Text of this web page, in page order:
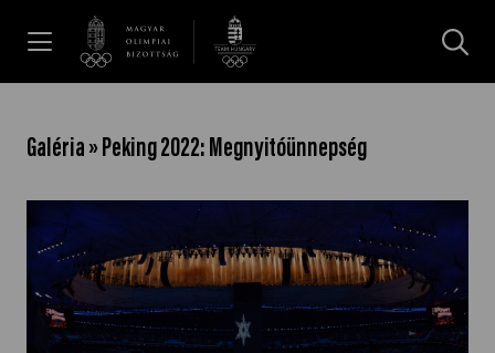
Galéria
Dakar 2026
Galéria » Peking 2022: Megnyitóünnepség